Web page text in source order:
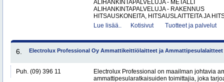
ALIHANKINTAPALVELUJA - METALLI
ALIHANKINTAPALVELUJA - RAKENNUS
HITSAUSKONEITA, HITSAUSLAITTEITA JA
Lue lisää..
Kotisivut Tuotteet ja palvelut
6. Electrolux Professional Oy Ammattikeittiölaitteet ja Ammattipesulalaitteet
Puh. (09) 396 11
Electrolux Professional on maailman johtavia
ammattipesularatkaisuiden toimittajia, joka